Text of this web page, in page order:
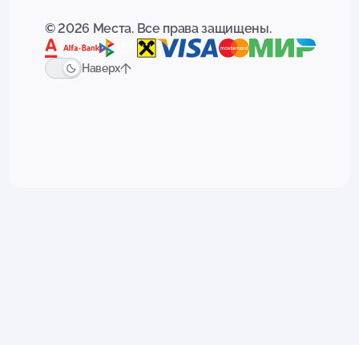
© 2026 Места. Все права защищены.
Наверх